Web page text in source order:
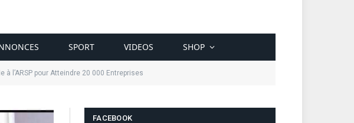
SPORT VIDEOS SHOP
à l’ARSP pour Atteindre 20 000 Entreprises
FACEBOOK